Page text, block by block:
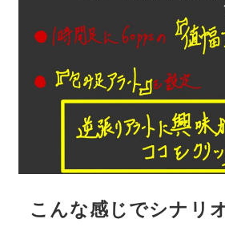
こんな感じでシナリ